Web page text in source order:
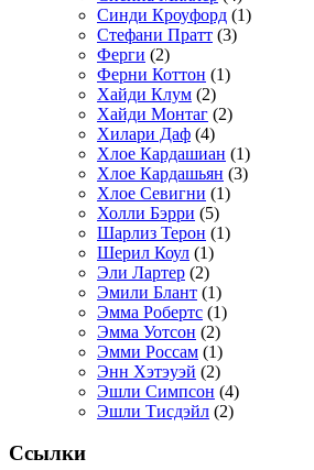
Синди Кроуфорд (1)
Стефани Пратт (3)
Ферги (2)
Ферни Коттон (1)
Хайди Клум (2)
Хайди Монтаг (2)
Хилари Даф (4)
Хлое Кардашиан (1)
Хлое Кардашьян (3)
Хлое Севигни (1)
Холли Бэрри (5)
Шарлиз Терон (1)
Шерил Коул (1)
Эли Лартер (2)
Эмили Блант (1)
Эмма Робертс (1)
Эмма Уотсон (2)
Эмми Россам (1)
Энн Хэтэуэй (2)
Эшли Симпсон (4)
Эшли Тисдэйл (2)
Ссылки